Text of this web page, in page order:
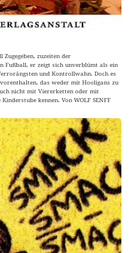
zuzeiten der
er zeigt sich unverblümt als ein
und Kontrollwahn. Doch es
das weder mit Hooligans zu
nicht mit Viererketten oder mit
kennen. Von WOLF SENFF